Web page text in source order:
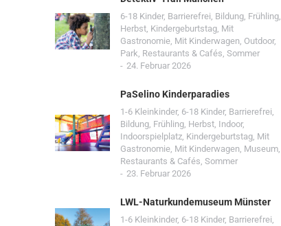
6-18 Kinder, Barrierefrei, Bildung, Frühling,
Herbst, Kindergeburtstag, Mit
Gastronomie, Mit Kinderwagen, Outdoor,
Park, Restaurants & Cafés, Sommer
24. Februar 2026
PaSelino Kinderparadies
1-6 Kleinkinder, 6-18 Kinder, Barrierefrei,
Bildung, Frühling, Herbst, Indoor,
Indoorspielplatz, Kindergeburtstag, Mit
Gastronomie, Mit Kinderwagen, Museum,
Restaurants & Cafés, Sommer
23. Februar 2026
LWL-Naturkundemuseum Münster
1-6 Kleinkinder, 6-18 Kinder, Barrierefrei,